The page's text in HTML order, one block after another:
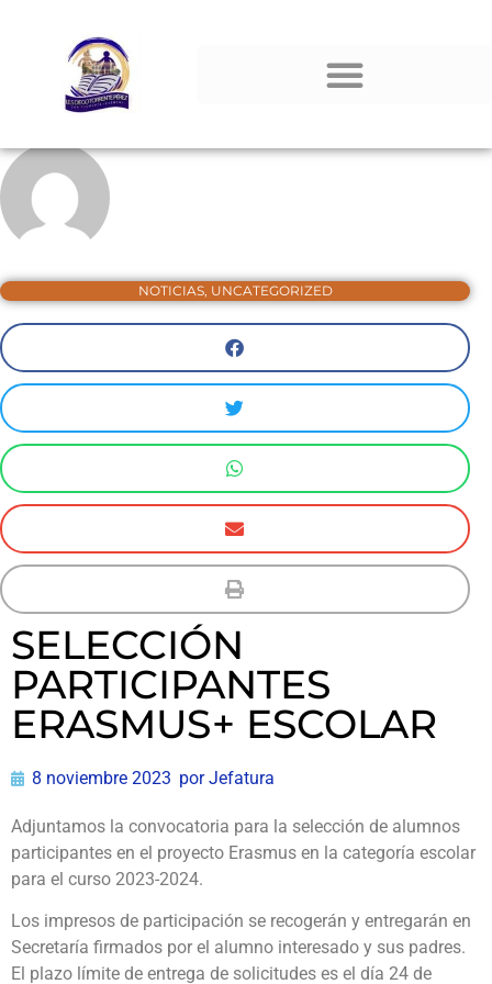
NOTICIAS, UNCATEGORIZED
SELECCIÓN
PARTICIPANTES
ERASMUS+ ESCOLAR
8 noviembre 2023 porJefatura
Adjuntamos la convocatoria para la selección de alumnos
participantes en el proyecto Erasmus en la categoría escolar
para el curso 2023-2024.
Los impresos de participación se recogerán y entregarán en
Secretaría firmados por el alumno interesado y sus padres.
El plazo límite de entrega de solicitudes es el día 24 de